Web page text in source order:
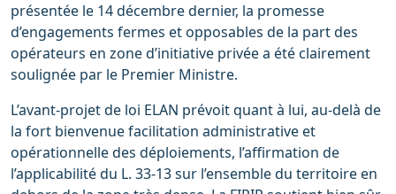
présentée le 14 décembre dernier, la promesse
d’engagements fermes et opposables de la part des
opérateurs en zone d’initiative privée a été clairement
soulignée par le Premier Ministre.
L’avant-projet de loi ELAN prévoit quant à lui, au-delà de
la fort bienvenue facilitation administrative et
opérationnelle des déploiements, l’affirmation de
l’applicabilité du L. 33-13 sur l’ensemble du territoire en